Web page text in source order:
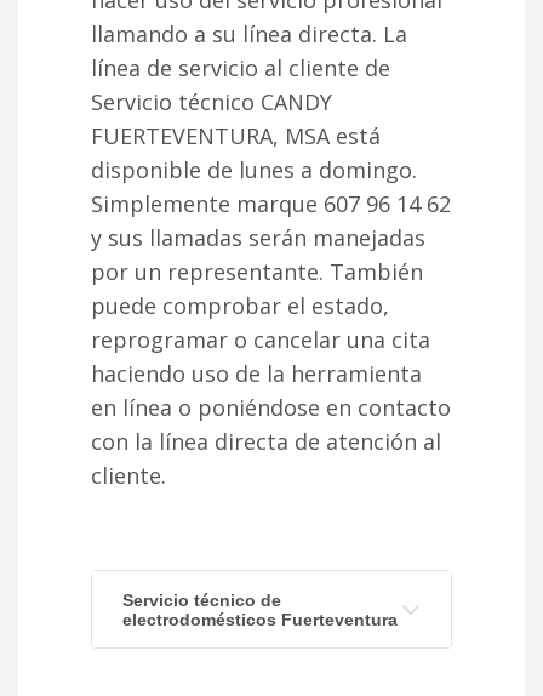
llamando a su línea directa. La
línea de servicio al cliente de
Servicio técnico CANDY
FUERTEVENTURA, MSA está
disponible de lunes a domingo.
Simplemente marque 607 96 14 62
y sus llamadas serán manejadas
por un representante. También
puede comprobar el estado,
reprogramar o cancelar una cita
haciendo uso de la herramienta
en línea o poniéndose en contacto
con la línea directa de atención al
cliente.
Servicio técnico de
electrodomésticos Fuerteventura